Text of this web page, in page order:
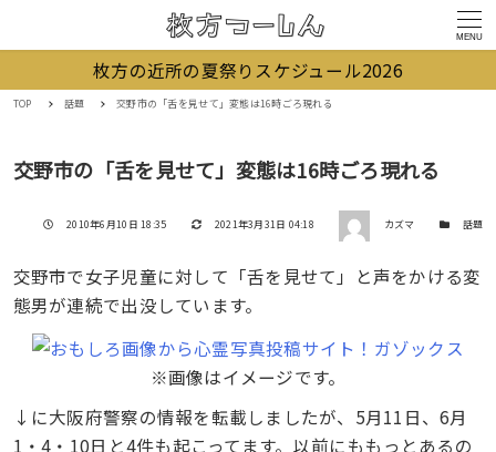
MENU
枚方の近所の夏祭りスケジュール2026
TOP 話題 交野市の「舌を見せて」変態は16時ごろ現れる
交野市の「舌を見せて」変態は16時ごろ現れる
投稿日
2010年6月10日 18:35 更新日
2021年3月31日 04:18 著者 カズマ カテゴリー
話題
交野市で女子児童に対して「舌を見せて」と声をかける変
態男が連続で出没しています。
※画像はイメージです。
↓に大阪府警察の情報を転載しましたが、5月11日、6月
1・4・10日と4件も起こってます。以前にももっとあるの